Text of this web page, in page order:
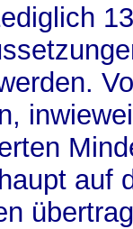
auf